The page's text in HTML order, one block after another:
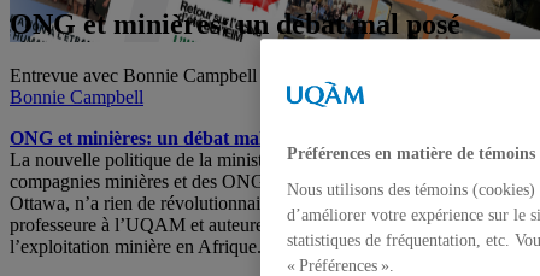
ONG et minières: un débat mal posé
Entrevue avec Bonnie Campbell dans La Presse, 24 mars 2012,
Bonnie Campbell
ONG et minières: un débat mal posé
La nouvelle politique de la ministre Bev Oda, qui veut associer
compagnies minières et des ONG dans des projets financés par
Ottawa, n’a rien de révolutionnaire, dit Bonnie Campbell,
professeure à l’UQAM et auteure de plusieurs livres sur
l’exploitation minière en Afrique.
Préférences en matière de témoins
Nous utilisons des témoins
d’améliorer votre expérience sur le
statistiques de fréquentation, etc.
« Préférences ».